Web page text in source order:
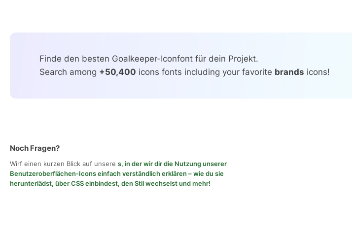
Finde den besten Goalkeeper-Iconfont für dein Projekt.
Search among +50,400 icons fonts including your favorite brands icons!
Noch Fragen?
Wirf einen kurzen Blick auf unsere s, in der wir dir die Nutzung unserer
Benutzeroberflächen-Icons einfach verständlich erklären – wie du sie
herunterlädst, über CSS einbindest, den Stil wechselst und mehr!